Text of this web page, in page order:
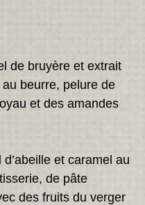
de bruyère et extrait
beurre, pelure de
et des amandes
et caramel au
de pâte
des fruits du verger